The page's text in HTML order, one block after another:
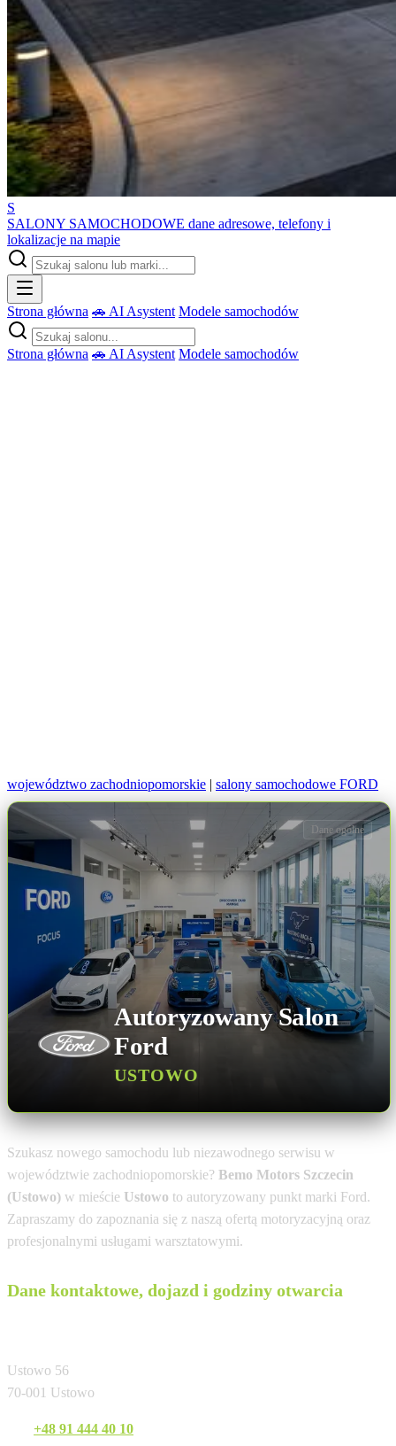
S
SALONY SAMOCHODOWE dane adresowe, telefony i
lokalizacje na mapie
Strona główna 🚗 AI Asystent Modele samochodów
Strona główna 🚗 AI Asystent Modele samochodów
województwo zachodniopomorskie | salony samochodowe FORD
Autoryzowany Salon
Ford
USTOWO
Dane ogólne
Szukasz nowego samochodu lub niezawodnego serwisu w
województwie zachodniopomorskie? Bemo Motors Szczecin
(Ustowo) w mieście Ustowo to autoryzowany punkt marki Ford.
Zapraszamy do zapoznania się z naszą ofertą motoryzacyjną oraz
profesjonalnymi usługami warsztatowymi.
Dane kontaktowe, dojazd i godziny otwarcia
Ustowo 56
70-001 Ustowo
+48 91 444 40 10